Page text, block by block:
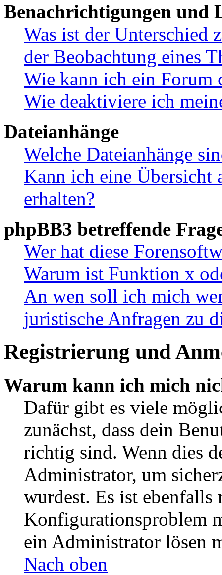
Benachrichtigungen und
Was ist der Unterschied
der Beobachtung eines
Wie kann ich ein Forum
Wie deaktiviere ich
Dateianhänge
Welche Dateianhänge
Kann ich eine Übersicht
erhalten?
phpBB3 betreffende
Wer hat diese
Warum ist Funktion x
An wen soll ich mich
juristische Anfragen zu
Registrierung und
Warum kann ich mich
Dafür gibt es viele
zunächst, dass dein
richtig sind. Wenn dies
Administrator, um
wurdest. Es ist ebenfalls
Konfigurationsproblem
ein Administrator lösen
Nach oben